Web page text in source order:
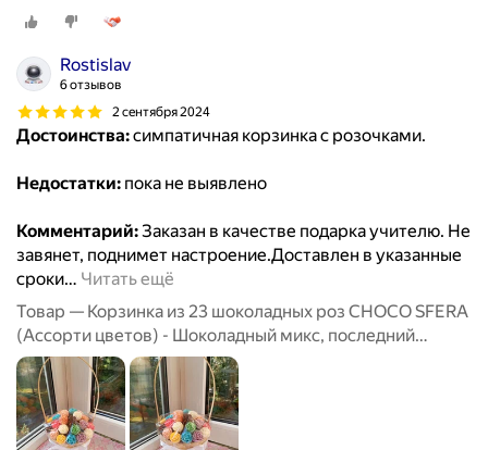
звонок
Rostislav
6 отзывов
2 сентября 2024
Достоинства:симпатичная корзинка с розочками.
Недостатки: пока не выявлено
Комментарий:Заказан в качестве подарка учителю. Не
завянет, поднимет настроение.Доставлен в указанные
сроки… Читать ещё
Товар — Корзинка из 23 шоколадных роз CHOCO SFERA
(Ассорти цветов) - Шоколадный микс, последний
звонок